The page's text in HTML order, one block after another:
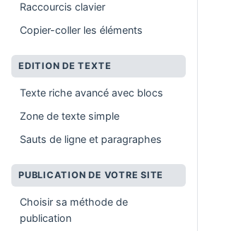
Raccourcis clavier
Copier-coller les éléments
EDITION DE TEXTE
Texte riche avancé avec blocs
Zone de texte simple
Sauts de ligne et paragraphes
PUBLICATION DE VOTRE SITE
Choisir sa méthode de
publication